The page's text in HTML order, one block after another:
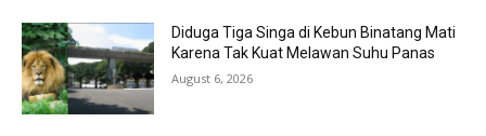
Diduga Tiga Singa di Kebun Binatang Mati
Karena Tak Kuat Melawan Suhu Panas
August 6, 2026